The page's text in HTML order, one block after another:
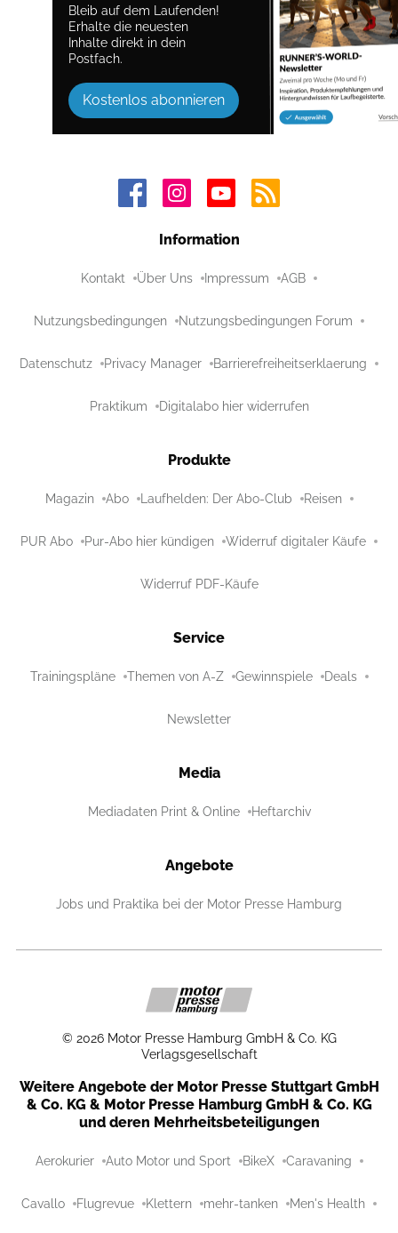
Bleib auf dem Laufenden!
Erhalte die neuesten
Inhalte direkt in dein
Postfach.
Kostenlos abonnieren
Information
Kontakt Über Uns Impressum AGB
Nutzungsbedingungen Nutzungsbedingungen Forum
Datenschutz Privacy Manager Barrierefreiheitserklaerung
Praktikum Digitalabo hier widerrufen
Produkte
Magazin Abo Laufhelden: Der Abo-Club Reisen
PUR Abo Pur-Abo hier kündigen Widerruf digitaler Käufe
Widerruf PDF-Käufe
Service
Trainingspläne Themen von A-Z Gewinnspiele Deals
Newsletter
Media
Mediadaten Print & Online Heftarchiv
Angebote
Jobs und Praktika bei der Motor Presse Hamburg
© 2026 Motor Presse Hamburg GmbH & Co. KG
Verlagsgesellschaft
Weitere Angebote der Motor Presse Stuttgart GmbH
& Co. KG & Motor Presse Hamburg GmbH & Co. KG
und deren Mehrheitsbeteiligungen
Aerokurier Auto Motor und Sport BikeX Caravaning
Cavallo Flugrevue Klettern mehr-tanken Men's Health